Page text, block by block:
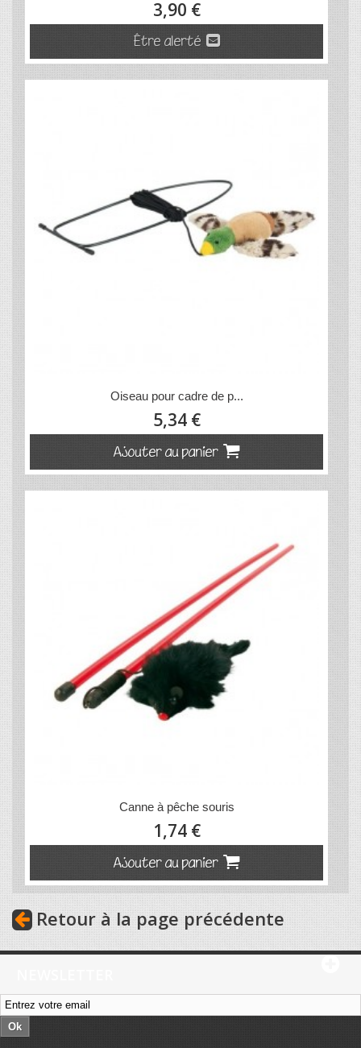
3,90 €
Être alerté
Oiseau pour cadre de p...
5,34 €
Ajouter au panier
Canne à pêche souris
1,74 €
Ajouter au panier
Retour à la page précédente
Ok